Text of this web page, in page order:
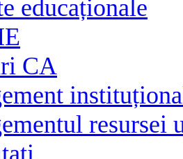
educaționale
CA
resursei